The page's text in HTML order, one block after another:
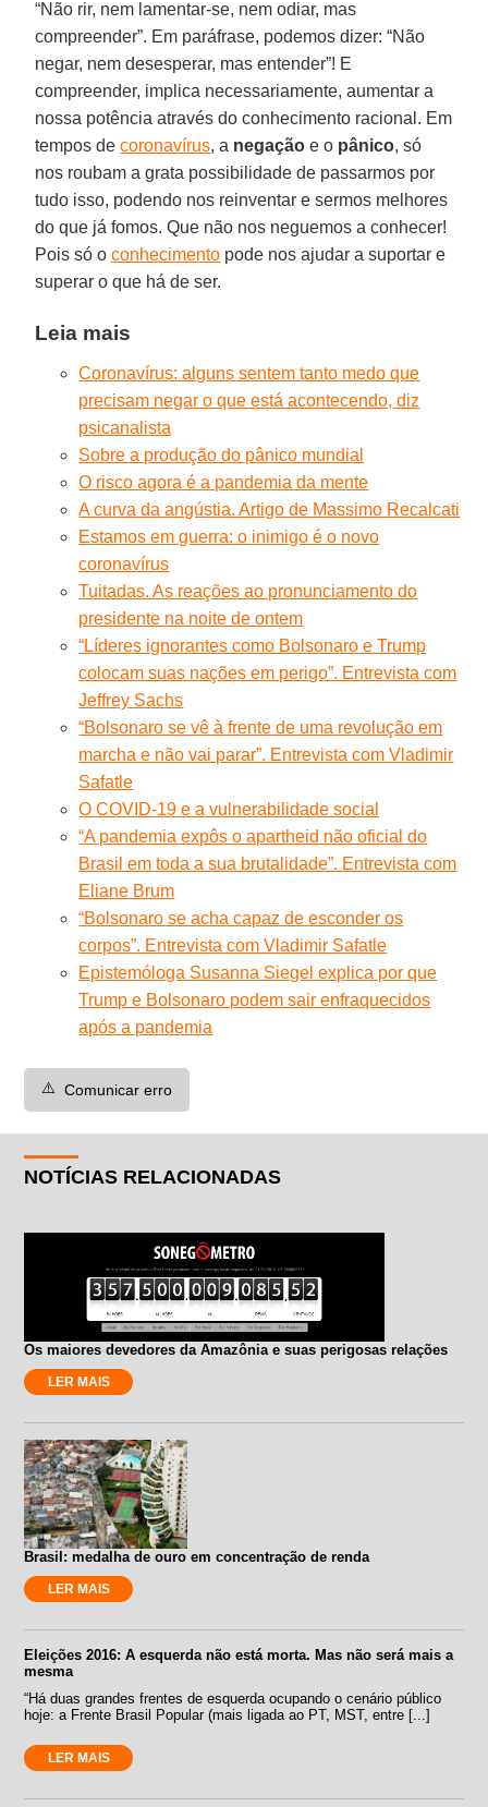
“Não rir, nem lamentar-se, nem odiar, mas
compreender”. Em paráfrase, podemos dizer: “Não
negar, nem desesperar, mas entender”! E
compreender, implica necessariamente, aumentar a
nossa potência através do conhecimento racional. Em
tempos decoronavírus, a negação e o pânico, só
nos roubam a grata possibilidade de passarmos por
tudo isso, podendo nos reinventar e sermos melhores
do que já fomos. Que não nos neguemos a conhecer!
Pois só oconhecimento pode nos ajudar a suportar e
superar o que há de ser.
Leia mais
Coronavírus: alguns sentem tanto medo que
precisam negar o que está acontecendo, diz
psicanalista
Sobre a produção do pânico mundial
O risco agora é a pandemia da mente
A curva da angústia. Artigo de Massimo Recalcati
Estamos em guerra: o inimigo é o novo
coronavírus
Tuitadas. As reações ao pronunciamento do
presidente na noite de ontem
“Líderes ignorantes como Bolsonaro e Trump
colocam suas nações em perigo”. Entrevista com
Jeffrey Sachs
“Bolsonaro se vê à frente de uma revolução em
marcha e não vai parar”. Entrevista com Vladimir
Safatle
O COVID-19 e a vulnerabilidade social
“A pandemia expôs o apartheid não oficial do
Brasil em toda a sua brutalidade”. Entrevista com
Eliane Brum
“Bolsonaro se acha capaz de esconder os
corpos”. Entrevista com Vladimir Safatle
Epistemóloga Susanna Siegel explica por que
Trump e Bolsonaro podem sair enfraquecidos
após a pandemia
⚠️ Comunicar erro
NOTÍCIAS RELACIONADAS
Os maiores devedores da Amazônia e suas perigosas relações
LER MAIS
Brasil: medalha de ouro em concentração de renda
LER MAIS
Eleições 2016: A esquerda não está morta. Mas não será mais a
mesma
“Há duas grandes frentes de esquerda ocupando o cenário público
hoje: a Frente Brasil Popular (mais ligada ao PT, MST, entre [...]
LER MAIS